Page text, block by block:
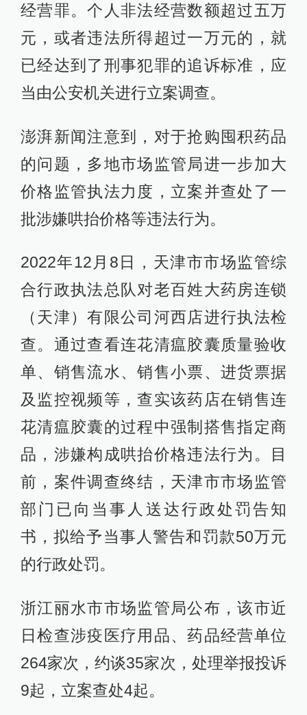
经营罪。个人非法经营数额超过五万
元，或者违法所得超过一万元的，就
已经达到了刑事犯罪的追诉标准，应
当由公安机关进行立案调查。
澎湃新闻注意到，对于抢购囤积药品
的问题，多地市场监管局进一步加大
价格监管执法力度，立案并查处了一
批涉嫌哄抬价格等违法行为。
2022年12月8日，天津市市场监管综
合行政执法总队对老百姓大药房连锁
（天津）有限公司河西店进行执法检
查。通过查看连花清瘟胶囊质量验收
单、销售流水、销售小票、进货票据
及监控视频等，查实该药店在销售连
花清瘟胶囊的过程中强制搭售指定商
品，涉嫌构成哄抬价格违法行为。目
前，案件调查终结，天津市市场监管
部门已向当事人送达行政处罚告知
书，拟给予当事人警告和罚款50万元
的行政处罚。
浙江丽水市市场监管局公布，该市近
日检查涉疫医疗用品、药品经营单位
264家次，约谈35家次，处理举报投诉
9起，立案查处4起。